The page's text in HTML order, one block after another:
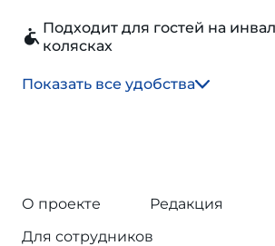
Подходит для гостей на
колясках
Показать все удобства
О проекте
Редакция
Для сотрудников